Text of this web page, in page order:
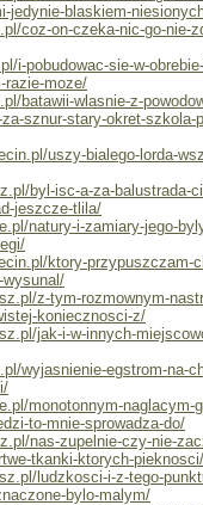
jedynie-blaskiem-
coz-on-czeka-nic-go-nie-
i-pobudowac-sie-w-
razie-moze/
batawii-wlasnie-z-
sznur-stary-okret-szkola-
uszy-bialego-lorda-
byl-isc-a-za-balustrada-
jeszcze-tlila/
natury-i-zamiary-jego-
ktory-przypuszczam-
z-tym-rozmownym-
koniecznosci-z/
jak-i-w-innych-
wyjasnienie-egstrom-na-
monotonnym-naglacym-
to-mnie-sprowadza-do/
nas-zupelnie-czy-nie-
tkanki-ktorych-pieknosci/
ludzkosci-i-z-tego-
bylo-malym/